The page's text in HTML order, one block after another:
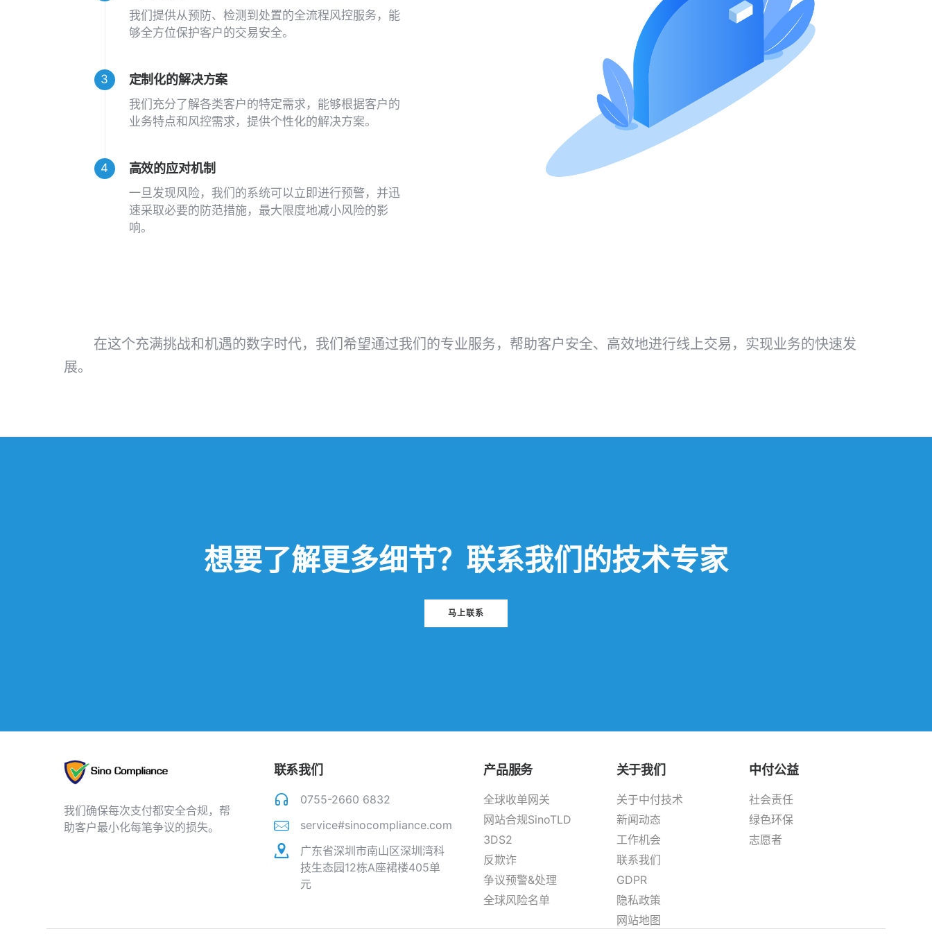
我们提供从预防、检测到处置的全流程风控服务，能
够全方位保护客户的交易安全。
定制化的解决方案
我们充分了解各类客户的特定需求，能够根据客户的
业务特点和风控需求，提供个性化的解决方案。
高效的应对机制
一旦发现风险，我们的系统可以立即进行预警，并迅
速采取必要的防范措施，最大限度地减小风险的影
响。
在这个充满挑战和机遇的数字时代，我们希望通过我们的专业服务，帮助客户安全、高效地进行线上交易，实现业务的快速发
展。
想要了解更多细节？联系我们的技术专家
马上联系
我们确保每次支付都安全合规，帮
助客户最小化每笔争议的损失。
联系我们
0755-2660 6832
service#sinocompliance.com
广东省深圳市南山区深圳湾科
技生态园12栋A座裙楼405单
元
产品服务
全球收单网关
网站合规SinoTLD
3DS2
反欺诈
争议预警&处理
全球风险名单
关于我们
关于中付技术
新闻动态
工作机会
联系我们
GDPR
隐私政策
网站地图
中付公益
社会责任
绿色环保
志愿者